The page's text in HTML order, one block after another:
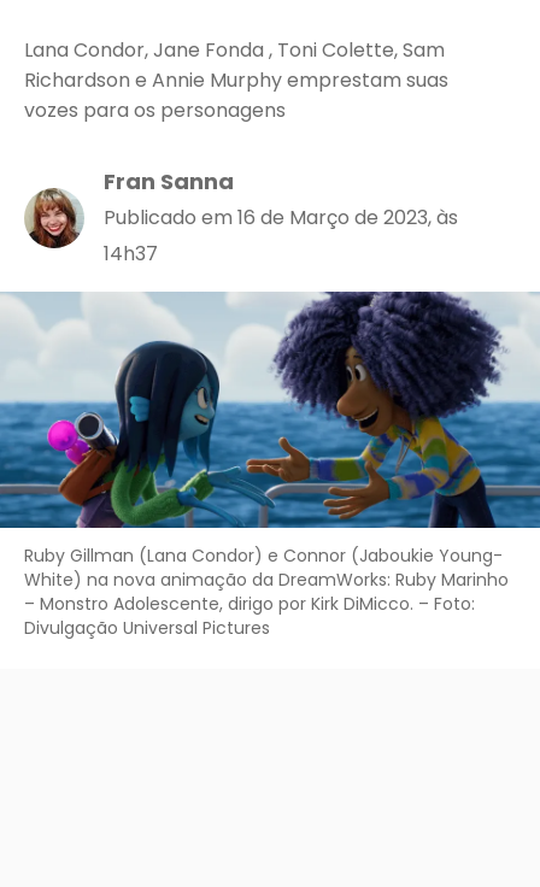
Lana Condor, Jane Fonda , Toni Colette, Sam
Richardson e Annie Murphy emprestam suas
vozes para os personagens
Fran Sanna
Publicado em 16 de Março de 2023, às
14h37
Ruby Gillman (Lana Condor) e Connor (Jaboukie Young-
White) na nova animação da DreamWorks: Ruby Marinho
– Monstro Adolescente, dirigo por Kirk DiMicco. – Foto:
Divulgação Universal Pictures